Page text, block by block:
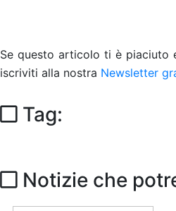
Se questo articolo ti è piaciuto
iscriviti alla nostra Newsletter
Tag:
Notizie che